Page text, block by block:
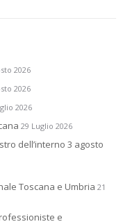
2026
2026
2026
29 Luglio 2026
dell’interno 3 agosto
Toscana e Umbria 21
e